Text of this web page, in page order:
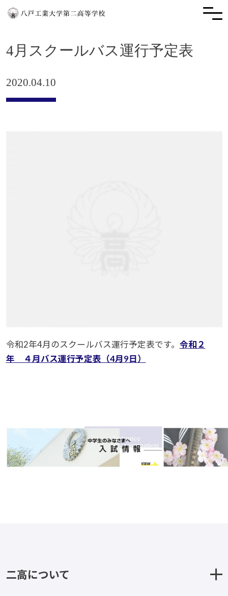
4月スクールバス運行予定表
2020.04.10
令和2年4月のスクールバス運行予定表です。 令和２
年 ４月バス運行予定表（4月9日）
二高について